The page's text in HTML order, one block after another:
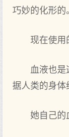
巧妙的化形的
现在使用
血液也
据人类的身体
她自己的